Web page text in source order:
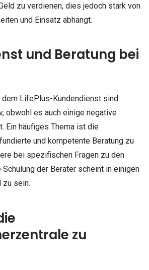
zu verdienen, dies jedoch stark von
und Einsatz abhängt.
und Beratung bei
dem LifePlus-Kundendienst sind
obwohl es auch einige negative
Ein häufiges Thema ist die
und kompetente Beratung zu
bei spezifischen Fragen zu den
Schulung der Berater scheint in einigen
zu sein.
zu